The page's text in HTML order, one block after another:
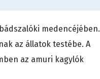
medencéjében.
az állatok testébe. A
az amuri kagylók